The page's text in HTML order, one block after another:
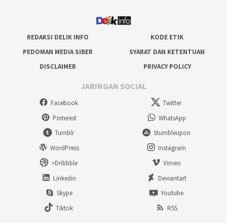
REDAKSI DELIK INFO
KODE ETIK
PEDOMAN MEDIA SIBER
SYARAT DAN KETENTUAN
DISCLAIMER
PRIVACY POLICY
JARINGAN SOCIAL
Facebook
Twitter
Pinterest
WhatsApp
Tumblr
Stumbleupon
WordPress
Instagram
>Dribbble
Vimeo
Linkedin
Deviantart
Skype
Youtube
Tiktok
RSS